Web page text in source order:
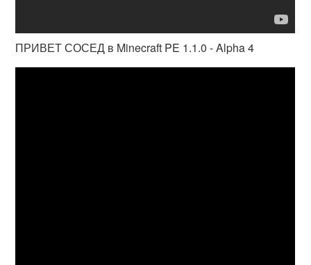
ПРИВЕТ СОСЕД в Minecraft PE 1.1.0 - Alpha 4